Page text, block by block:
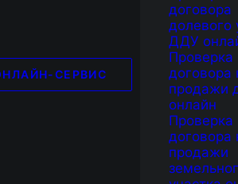
СЕРВИС
договора
долевого
ДДУ
Проверка
договора
продажи
онлайн
Проверка
договора
продажи